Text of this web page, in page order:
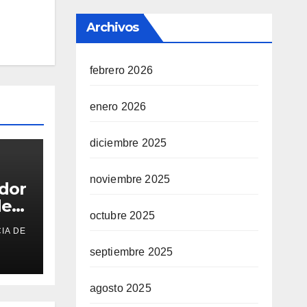
DE
Archivos
febrero 2026
enero 2026
diciembre 2025
noviembre 2025
octubre 2025
septiembre 2025
agosto 2025